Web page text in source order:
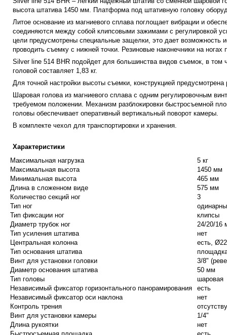
высота штатива 1450 мм. Платформа под штативную головку
Литое основание из магниевого сплава поглощает вибрации и
соединяются между собой клипсовыми зажимами с регулировкой
цели предусмотрены специальные защелки, это дает возможность
проводить съемку с нижней точки. Резиновые наконечники на
Silver line 514 BHR подойдет для большинства видов съемок, в
головой составляет 1,83 кг.
Для точной настройки высоты съемки, конструкцией
Шаровая голова из магниевого сплава с одним регулировочным
требуемом положении. Механизм разблокировки быстросъемной
головы обеспечивает оперативный вертикальный поворот камеры.
В комплекте чехол для транспортировки и хранения.
Характеристики
Максимальная нагрузка
5 кг
Максимальная высота
1450 мм
Минимальная высота
465 мм
Длина в сложенном виде
575 мм
Количество секций ног
3
Тип ног
Тип фиксации ног
клипсы
Диаметр трубок ног
24/20/16
Тип усиления штатива
нет
Центральная колонна
есть,
Тип основания штатива
Винт для установки головки
3/8"
Диаметр основания штатива
50 мм
Тип головы
шаровая
Независимый фиксатор горизонтального панорамирования
есть
Независимый фиксатор оси наклона
нет
Контроль трения
Винт для установки камеры
1/4"
Длина рукоятки
нет